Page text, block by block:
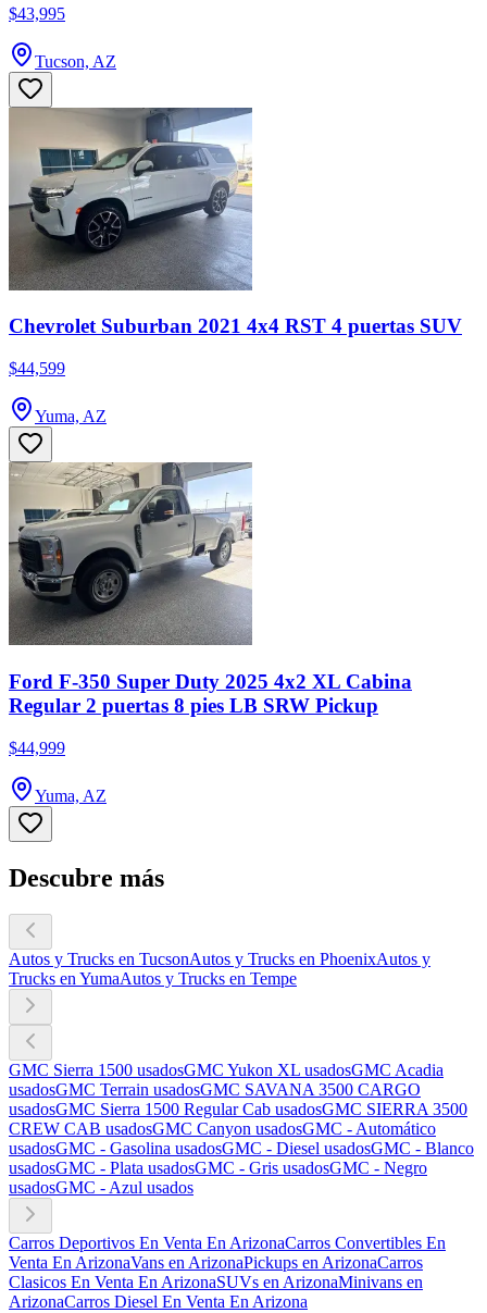
$43,995
Tucson, AZ
Chevrolet Suburban 2021 4x4 RST 4 puertas SUV
$44,599
Yuma, AZ
Ford F-350 Super Duty 2025 4x2 XL Cabina
Regular 2 puertas 8 pies LB SRW Pickup
$44,999
Yuma, AZ
Descubre más
Autos y Trucks en TucsonAutos y Trucks en PhoenixAutos y
Trucks en YumaAutos y Trucks en Tempe
GMC Sierra 1500 usadosGMC Yukon XL usadosGMC Acadia
usadosGMC Terrain usadosGMC SAVANA 3500 CARGO
usadosGMC Sierra 1500 Regular Cab usadosGMC SIERRA 3500
CREW CAB usadosGMC Canyon usadosGMC - Automático
usadosGMC - Gasolina usadosGMC - Diesel usadosGMC - Blanco
usadosGMC - Plata usadosGMC - Gris usadosGMC - Negro
usadosGMC - Azul usados
Carros Deportivos En Venta En ArizonaCarros Convertibles En
Venta En ArizonaVans en ArizonaPickups en ArizonaCarros
Clasicos En Venta En ArizonaSUVs en ArizonaMinivans en
ArizonaCarros Diesel En Venta En Arizona